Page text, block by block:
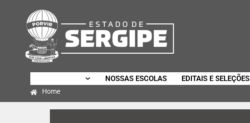
NOSSAS ESCOLAS EDITAIS E SELEÇÕES
Home